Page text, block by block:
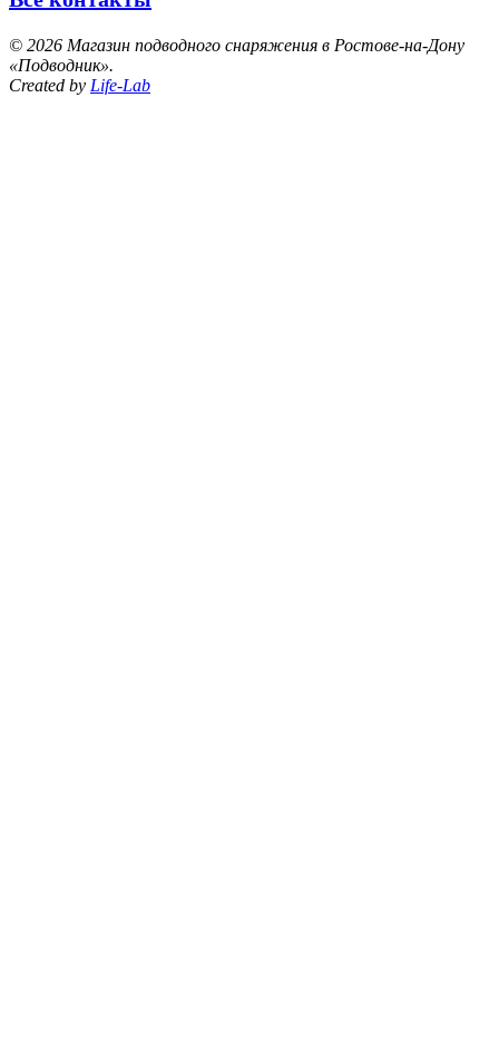
© 2026 Магазин подводного снаряжения в Ростове-на-Дону
«Подводник».
Created by Life-Lab